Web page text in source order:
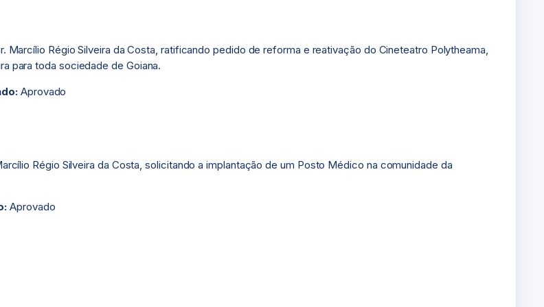
Régio Silveira da Costa, ratificando pedido de reforma e reativação do Cineteatro Polytheama,
para toda sociedade de Goiana.
Aprovado
Régio Silveira da Costa, solicitando a implantação de um Posto Médico na comunidade da
Aprovado